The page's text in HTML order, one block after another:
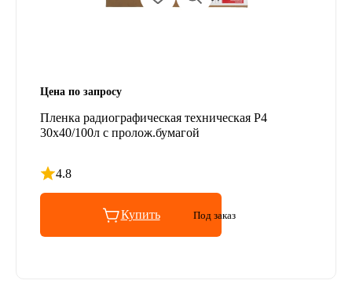
Цена по запросу
Пленка радиографическая техническая Р4
30х40/100л с пролож.бумагой
4.8
Рейтинг 4.8 из 5
Купить Под заказ